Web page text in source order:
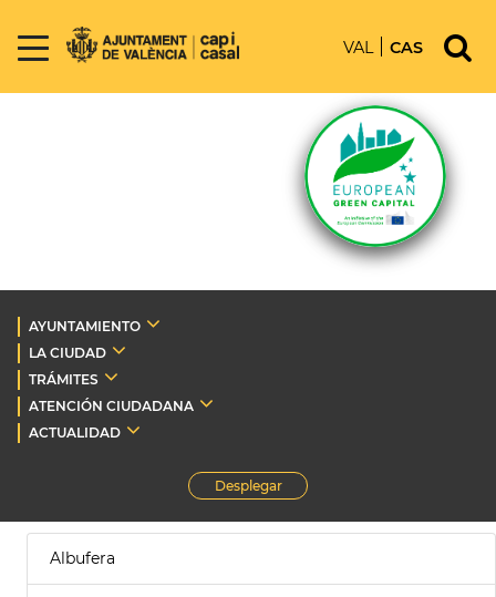
VAL CAS
AYUNTAMIENTO
LA CIUDAD
TRÁMITES
ATENCIÓN CIUDADANA
ACTUALIDAD
Desplegar
Albufera